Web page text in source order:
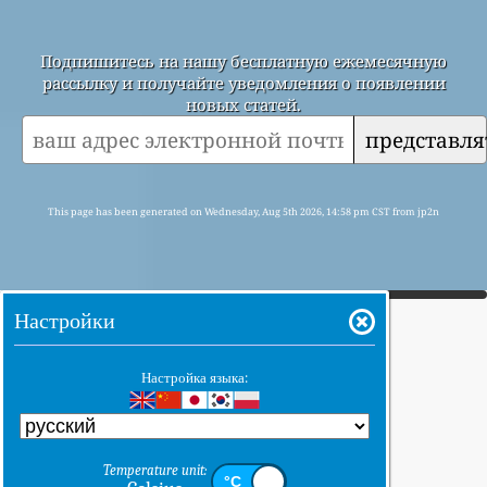
Подпишитесь на нашу бесплатную ежемесячную
рассылку и получайте уведомления о появлении
новых статей.
This page has been generated on Wednesday, Aug 5th 2026, 14:58 pm CST from jp2n
Настройки
Настройка языка:
Temperature unit: